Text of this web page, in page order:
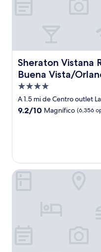
Sheraton Vistana
Buena Vista/
Sheraton Vistana
Propiedad
de
4.0
A 1.5 mi de Centro outlet
9.2
9.2/10 Magnífico (6,356
Marriott's Imperial Palm